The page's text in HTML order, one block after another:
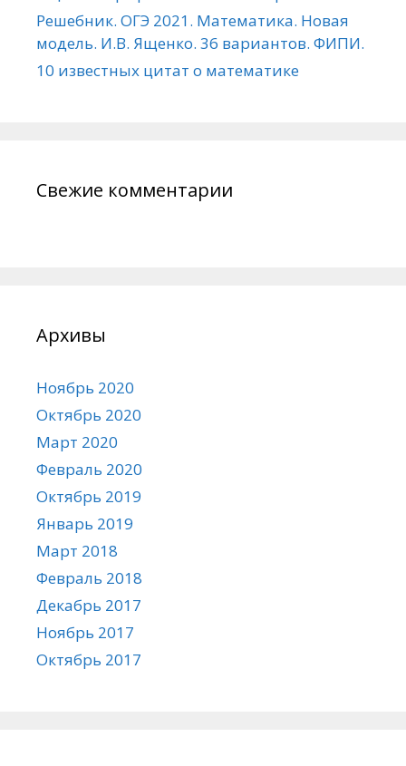
Решебник. ОГЭ 2021. Математика. Новая
модель. И.В. Ященко. 36 вариантов. ФИПИ.
10 известных цитат о математике
Свежие комментарии
Архивы
Ноябрь 2020
Октябрь 2020
Март 2020
Февраль 2020
Октябрь 2019
Январь 2019
Март 2018
Февраль 2018
Декабрь 2017
Ноябрь 2017
Октябрь 2017